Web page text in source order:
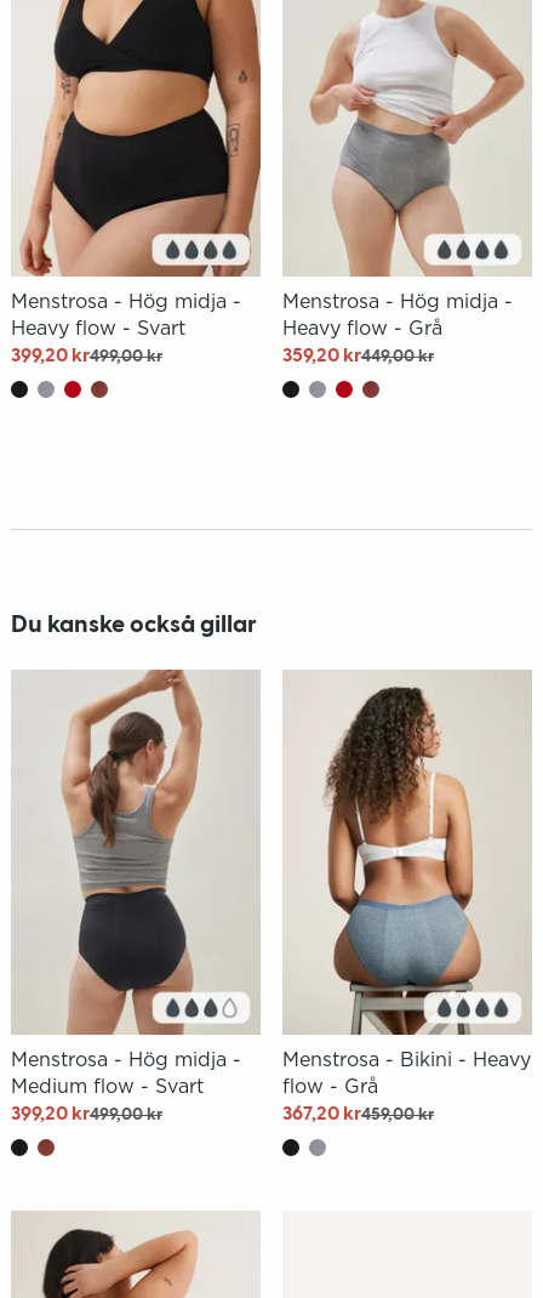
Menstrosa - Hög midja -
Heavy flow - Svart
399,20 kr499,00 kr
Menstrosa - Hög midja -
Heavy flow - Grå
359,20 kr449,00 kr
Du kanske också gillar
Menstrosa - Hög midja -
Medium flow - Svart
399,20 kr499,00 kr
Menstrosa - Bikini - Heavy
flow - Grå
367,20 kr459,00 kr